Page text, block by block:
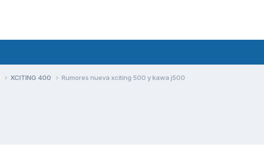
XCITING 400 Rumores nueva xciting 500 y kawa j500